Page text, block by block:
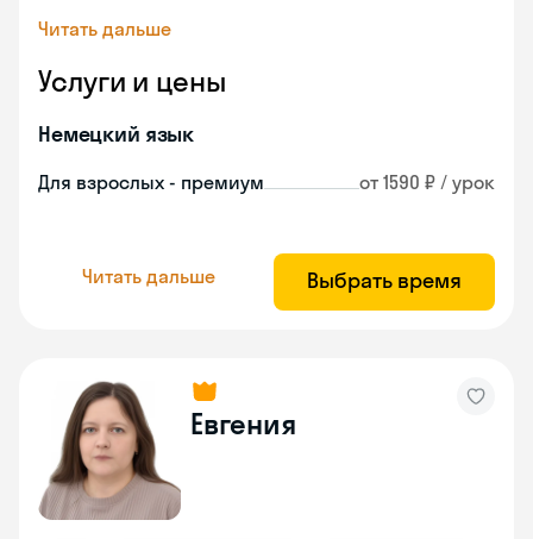
Читать дальше
Услуги и цены
Немецкий язык
Для взрослых - премиум от 1590 ₽ / урок
Читать дальше Выбрать время
Евгения